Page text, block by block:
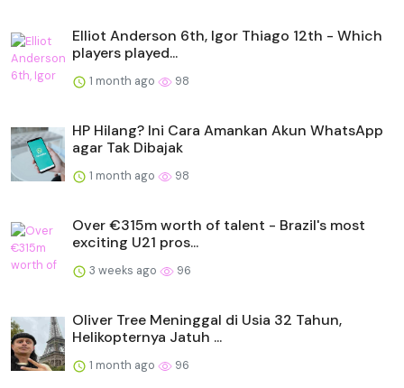
Elliot Anderson 6th, Igor Thiago 12th - Which
players played...
1 month ago 98
HP Hilang? Ini Cara Amankan Akun WhatsApp
agar Tak Dibajak
1 month ago 98
Over €315m worth of talent - Brazil's most
exciting U21 pros...
3 weeks ago 96
Oliver Tree Meninggal di Usia 32 Tahun,
Helikopternya Jatuh ...
1 month ago 96